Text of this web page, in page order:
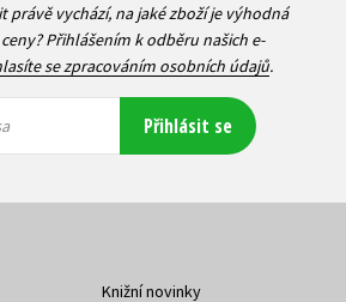
právě vychází, na jaké zboží je výhodná
Přihlášením k odběru našich e-
se zpracováním osobních údajů.
Přihlásit se
Knižní novinky